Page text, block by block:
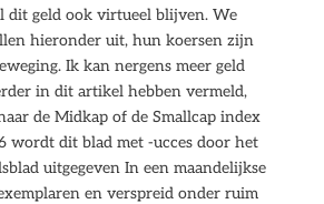
dit geld ook virtueel blijven. We
hieronder uit, hun koersen zijn
Ik kan nergens meer geld
in dit artikel hebben vermeld,
de Midkap of de Smallcap index
wordt dit blad met -ucces door het
uitgegeven In een maandelijkse
en verspreid onder ruim